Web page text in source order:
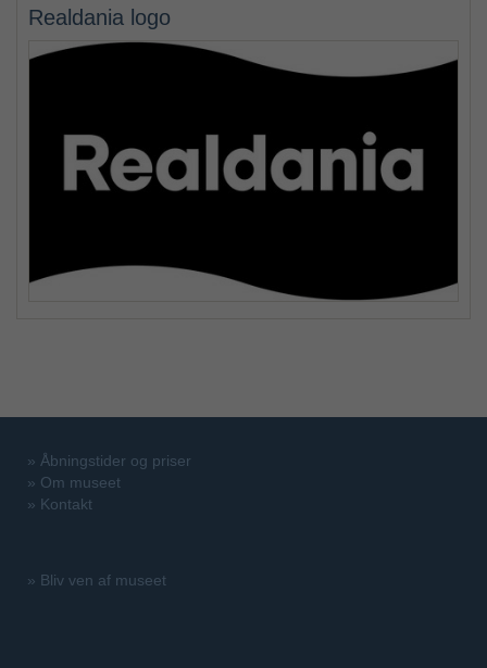
Realdania logo
» Åbningstider og priser
» Om museet
» Kontakt
» Bliv ven af museet